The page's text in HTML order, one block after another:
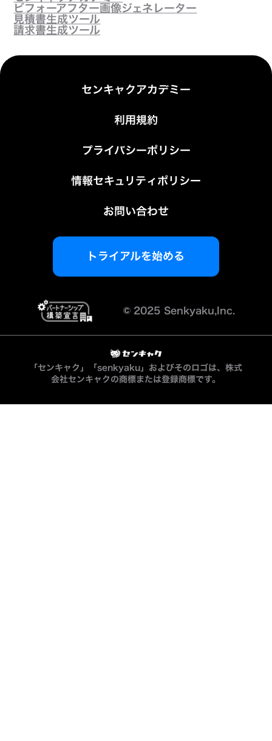
ビフォーアフター画像ジェネレーター
見積書生成ツール
請求書生成ツール
センキャクアカデミー
利用規約
プライバシーポリシー
情報セキュリティポリシー
お問い合わせ
トライアルを始める
©︎ 2025 Senkyaku,Inc.
「センキャク」「senkyaku」およびそのロゴは、株式
会社センキャクの商標または登録商標です。